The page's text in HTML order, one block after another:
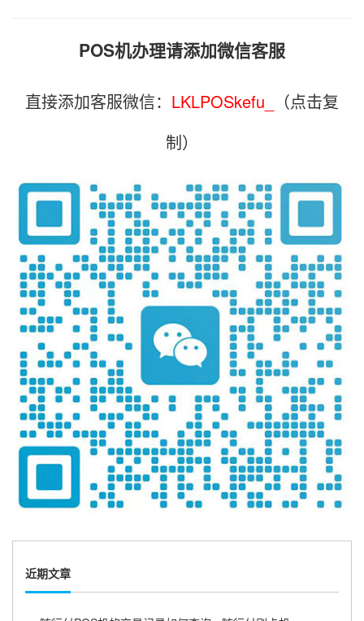
POS机办理请添加微信客服
直接添加客服微信： LKLPOSkefu_
（点击复
制）
近期文章